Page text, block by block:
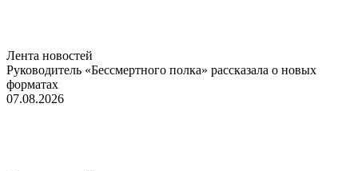
Лента новостей
Руководитель «Бессмертного полка» рассказала о новых
форматах
07.08.2026